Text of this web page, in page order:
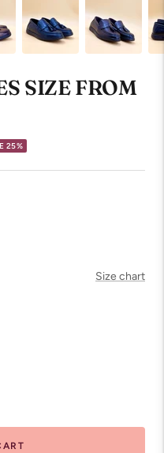
SIZE FROM
25%
Size chart